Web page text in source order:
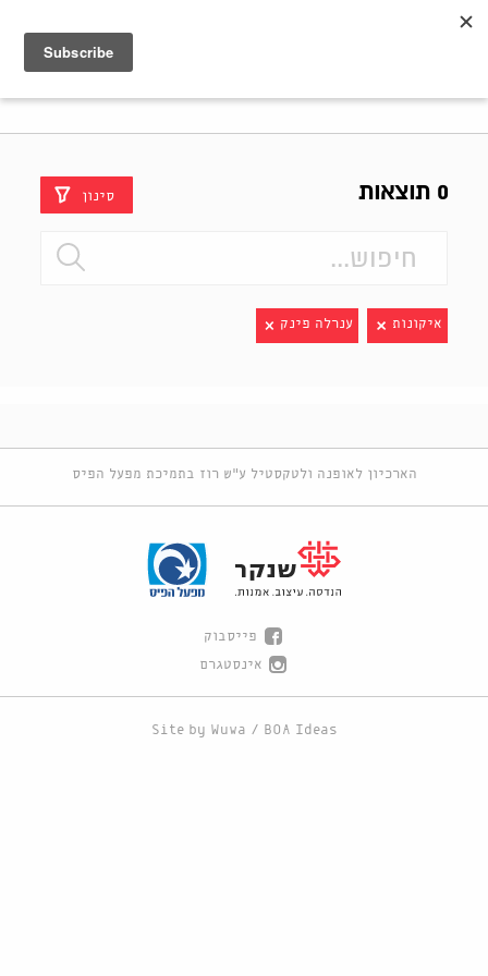
0 תוצאות סינון
איקונות ענרלה פינק
הארכיון לאופנה ולטקסטיל ע"ש רוז בתמיכת מפעל הפיס
פייסבוק
אינסטגרם
Site by Wuwa / BOA Ideas